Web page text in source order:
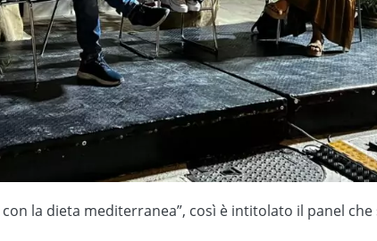
con la dieta mediterranea”, così è intitolato il panel